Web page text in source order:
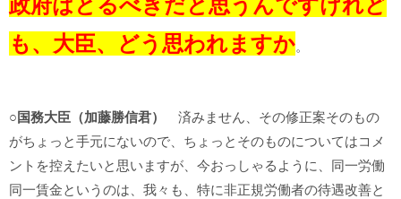
政府はとるべきだと思うんですけれど
も、大臣、どう思われますか。
○国務大臣（加藤勝信君） 済みません、その修正案そのもの
がちょっと手元にないので、ちょっとそのものについてはコメ
ントを控えたいと思いますが、今おっしゃるように、同一労働
同一賃金というのは、我々も、特に非正規労働者の待遇改善と